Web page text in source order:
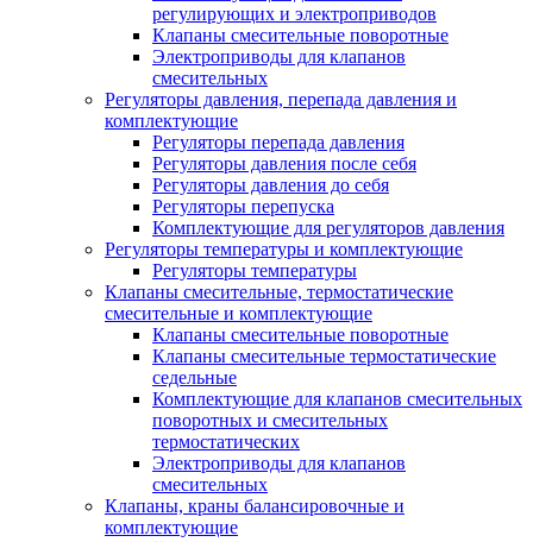
регулирующих и электроприводов
Клапаны смесительные поворотные
Электроприводы для клапанов
смесительных
Регуляторы давления, перепада давления и
комплектующие
Регуляторы перепада давления
Регуляторы давления после себя
Регуляторы давления до себя
Регуляторы перепуска
Комплектующие для регуляторов давления
Регуляторы температуры и комплектующие
Регуляторы температуры
Клапаны смесительные, термостатические
смесительные и комплектующие
Клапаны смесительные поворотные
Клапаны смесительные термостатические
седельные
Комплектующие для клапанов смесительных
поворотных и смесительных
термостатических
Электроприводы для клапанов
смесительных
Клапаны, краны балансировочные и
комплектующие